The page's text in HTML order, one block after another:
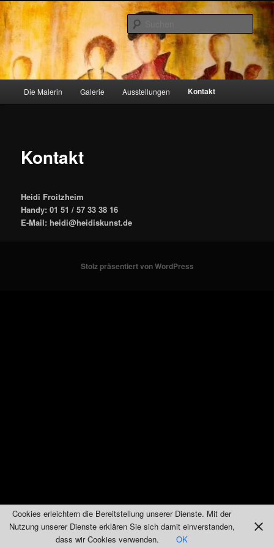
Zum
primären
Inhalt
springenheidiskunst.de
Die Malerin Galerie Ausstellungen Kontakt
Kontakt
Heidi Froitzheim
Handy: 01 51 / 57 33 38 16
E-Mail: heidi@heidiskunst.de
Stolz präsentiert von WordPress
Cookies erleichtern die Bereitstellung unserer Dienste. Mit der
Nutzung unserer Dienste erklären Sie sich damit einverstanden,
dass wir Cookies verwenden.
OK